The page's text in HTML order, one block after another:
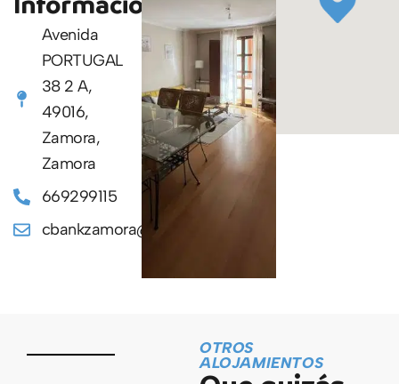
Avenida
PORTUGAL
38 2 A,
49016,
Zamora,
Zamora
669299115
cbankzamora@hotmail.com
OTROS
ALOJAMIENTOS